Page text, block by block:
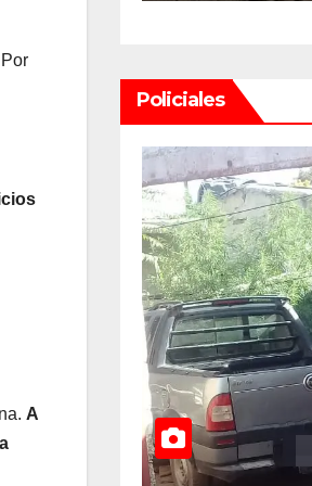
A
el
que
media
sanción
Cámara
Policiales